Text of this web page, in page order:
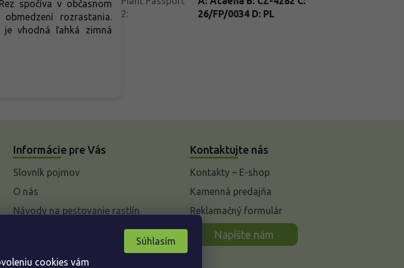
cookies vám
Súhlasím
spočíva v občasnom
rozrastania.
je vhodná ľahká zimná
2:
26/FP/0034 D: PL
Informácie pre Vás
Slovník pojmov
O nás
Návody na pestovanie rastlín
Kontaktujte nás
Kontakty – E-shop
Kamenná predajňa
Reklamačný formulár
Napíšte nám